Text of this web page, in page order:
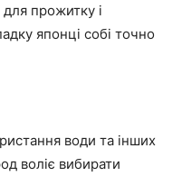
прожитку і
японці собі точно
води та інших
воліє вибирати